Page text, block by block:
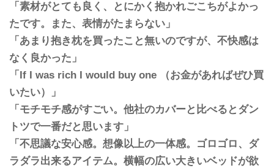
「素材がとても良く、とにかく抱かれごこちがよかっ
たです。また、表情がたまらない」
「あまり抱き枕を買ったこと無いのですが、不快感は
なく良かった」
「If I was rich I would buy one （お金があればぜひ買
いたい）」
「モチモチ感がすごい。他社のカバーと比べるとダン
トツで一番だと思います」
「不思議な安心感。想像以上の一体感。ゴロゴロ、ダ
ラダラ出来るアイテム。横幅の広い大きいベッドが欲